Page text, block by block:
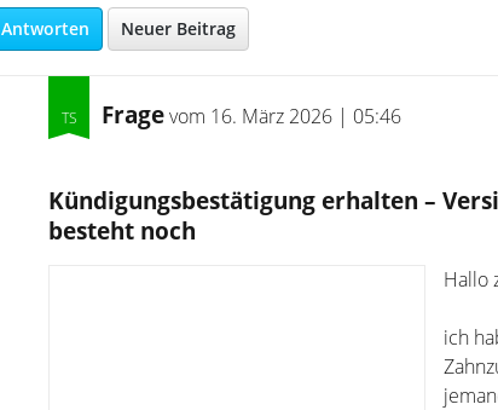
Antworten Neuer Beitrag
Fragevom 16. März 2026 | 05:46
Kündigungsbestätigung erhalten –
besteht noch
Hallo
ich